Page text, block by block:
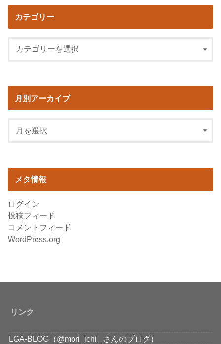
カテゴリー
月別アーカイブ
メタ情報
ログイン
投稿フィード
コメントフィード
WordPress.org
リンク
LGA-BLOG（@mori_ichi_ さんのブログ）